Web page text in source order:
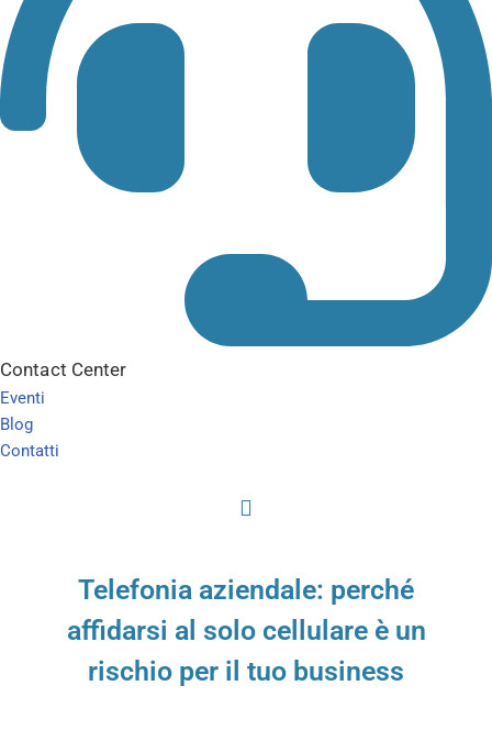
Contact Center
Eventi
Blog
Contatti
Telefonia aziendale: perché
affidarsi al solo cellulare è un
rischio per il tuo business